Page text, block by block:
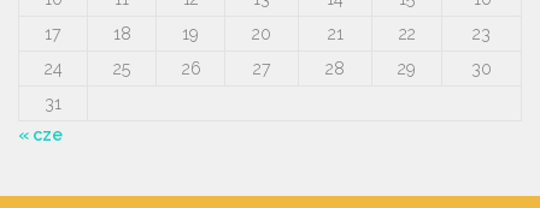
17
18 19 20 21 22
23
24
25 26 27 28 29
30
31
« cze